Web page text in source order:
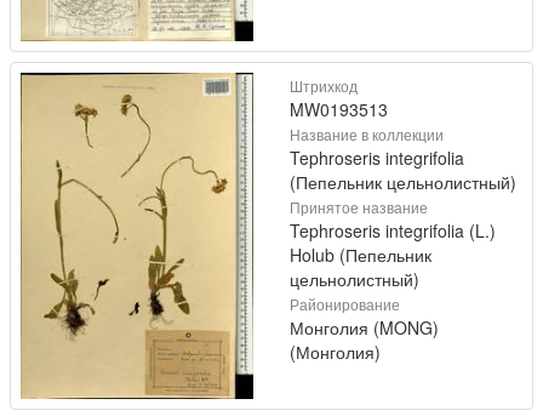
Штрихкод
MW0193513
Название в коллекции
Tephroseris integrifolia
(Пепельник цельнолистный)
Принятое название
Tephroseris integrifolia (L.)
Holub (Пепельник
цельнолистный)
Районирование
Монголия (MONG)
(Монголия)